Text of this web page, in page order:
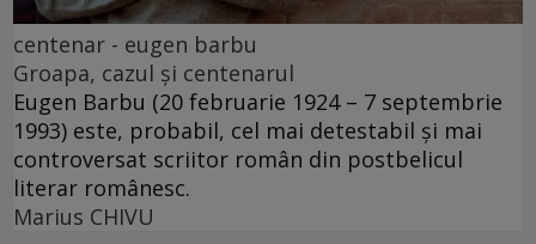
centenar - eugen barbu
Groapa, cazul și centenarul
Eugen Barbu (20 februarie 1924 – 7 septembrie
1993) este, probabil, cel mai detestabil și mai
controversat scriitor român din postbelicul
literar românesc.
Marius CHIVU